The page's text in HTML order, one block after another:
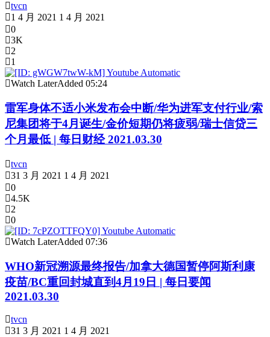
tvcn
1 4 月 2021 1 4 月 2021
0
3K
2
1
Watch LaterAdded 05:24
雷军身体不适小米发布会中断/华为进军支付行业/索
尼集团将于4月诞生/金价短期仍将疲弱/瑞士信贷三
个月最低 | 每日财经 2021.03.30
tvcn
31 3 月 2021 1 4 月 2021
0
4.5K
2
0
Watch LaterAdded 07:36
WHO新冠溯源最终报告/加拿大德国暂停阿斯利康
疫苗/BC重回封城直到4月19日 | 每日要闻
2021.03.30
tvcn
31 3 月 2021 1 4 月 2021